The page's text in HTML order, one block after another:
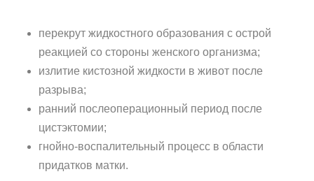
перекрут жидкостного образования с острой
реакцией со стороны женского организма;
излитие кистозной жидкости в живот после
разрыва;
ранний послеоперационный период после
цистэктомии;
гнойно-воспалительный процесс в области
придатков матки.